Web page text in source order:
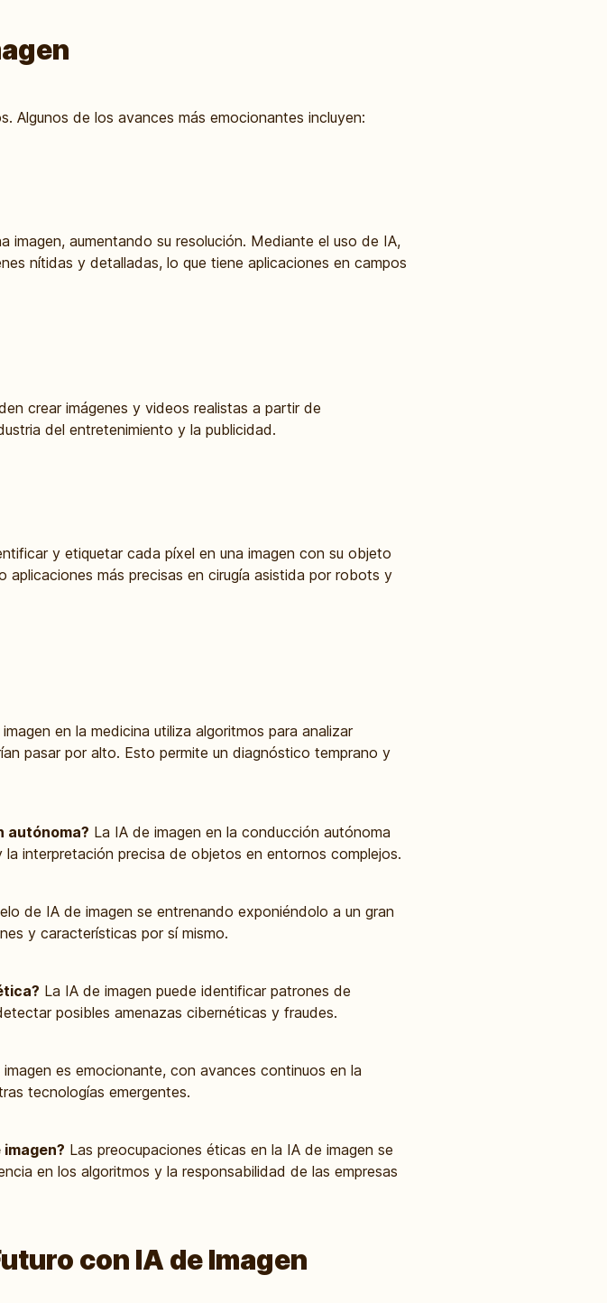
Algunos de los avances más emocionantes incluyen:
imagen, aumentando su resolución. Mediante el uso de IA,
nítidas y detalladas, lo que tiene aplicaciones en campos
crear imágenes y videos realistas a partir de
del entretenimiento y la publicidad.
y etiquetar cada píxel en una imagen con su objeto
más precisas en cirugía asistida por robots y
en la medicina utiliza algoritmos para analizar
pasar por alto. Esto permite un diagnóstico temprano y
autónoma? La IA de imagen en la conducción autónoma
interpretación precisa de objetos en entornos complejos.
de IA de imagen se entrenando exponiéndolo a un gran
y características por sí mismo.
La IA de imagen puede identificar patrones de
posibles amenazas cibernéticas y fraudes.
es emocionante, con avances continuos en la
tecnologías emergentes.
Las preocupaciones éticas en la IA de imagen se
en los algoritmos y la responsabilidad de las empresas
con IA de Imagen